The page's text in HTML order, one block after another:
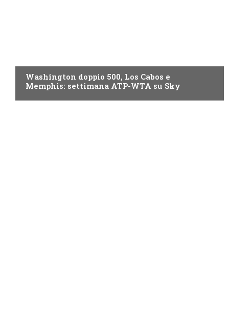
Washington doppio 500, Los Cabos e
Memphis: settimana ATP-WTA su Sky